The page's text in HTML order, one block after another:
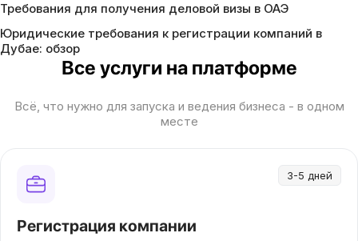
Требования для получения деловой визы в ОАЭ
Юридические требования к регистрации компаний в
Дубае: обзор
Все услуги на платформе
Всё, что нужно для запуска и ведения бизнеса - в одном
месте
3-5 дней
Регистрация компании